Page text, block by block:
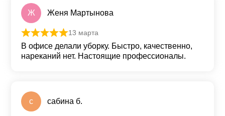
Ж Женя Мартынова
Оценка из 5
13 марта
В офисе делали уборку. Быстро, качественно,
нареканий нет. Настоящие профессионалы.
с сабина б.